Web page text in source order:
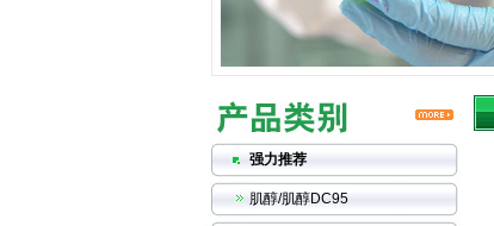
强力推荐
肌醇/肌醇DC95